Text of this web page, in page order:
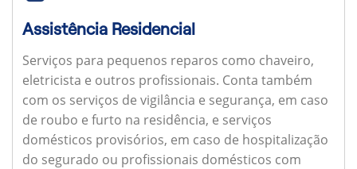
Assistência Residencial
Serviços para pequenos reparos como chaveiro,
eletricista e outros profissionais. Conta também
com os serviços de vigilância e segurança, em caso
de roubo e furto na residência, e serviços
domésticos provisórios, em caso de hospitalização
do segurado ou profissionais domésticos com